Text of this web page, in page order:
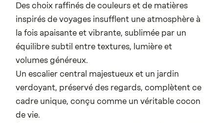
Des choix raffinés de couleurs et de matières
inspirés de voyages insufflent une atmosphère à
la fois apaisante et vibrante, sublimée par un
équilibre subtil entre textures, lumière et
volumes généreux.
Un escalier central majestueux et un jardin
verdoyant, préservé des regards, complètent ce
cadre unique, conçu comme un véritable cocon
de vie.